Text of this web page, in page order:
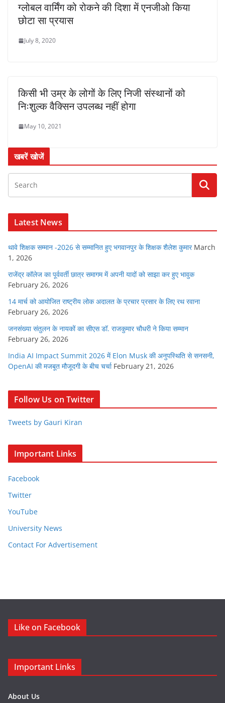
ग्लोबल वार्मिंग को रोकने की दिशा में एनजीओ किया
छोटा सा प्रयास
July 8, 2020
किसी भी उम्र के लोगों के लिए निजी संस्थानों को
निःशुल्क वैक्सिन उपलब्ध नहीं होगा
May 10, 2021
खबरें खोजें
Latest News
थावे शिक्षक सम्मान -2026 से सम्मानित हुए भगवानपुर के शिक्षक शैलेश कुमार March
1, 2026
राजेंद्र कॉलेज का पूर्ववर्ती छात्र समागम में अपनी यादों को साझा कर हुए भावुक
February 26, 2026
14 मार्च को आयोजित राष्ट्रीय लोक अदालत के प्रचार प्रसार के लिए रथ रवाना
February 26, 2026
जनसंख्या संतुलन के नायकों का सीएस डॉ. राजकुमार चौधरी ने किया सम्मान
February 26, 2026
India AI Impact Summit 2026 में Elon Musk की अनुपस्थिति से सनसनी,
OpenAI की मजबूत मौजूदगी के बीच चर्चा February 21, 2026
Follow Us on Twitter
Tweets by Gauri Kiran
Important Links
Facebook
Twitter
YouTube
University News
Contact For Advertisement
Like on Facebook
Important Links
About Us